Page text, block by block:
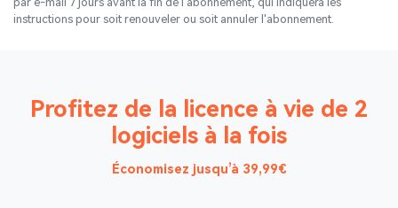
instructions pour soit renouveler ou soit annuler l'abonnement.
Profitez de la licence à vie de 2
logiciels à la fois
Économisez jusqu’à 39,99€